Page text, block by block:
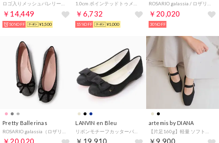
￥14,449
50%OFF ¥1,500
￥6,732
15%OFF ¥1,000
￥20,020
30%OFF
Pretty Ballerinas
￥20,020
LANVIN en Bleu
￥19,910
artemis by DIANA
￥9,900